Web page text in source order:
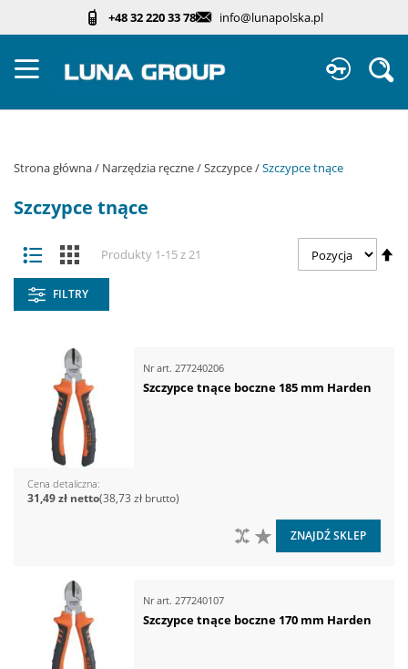
+48 32 220 33 78 info@lunapolska.pl
Strona główna Narzędzia ręczne Szczypce Szczypce tnące
Szczypce tnące
Zobacz
jako
Lista KafelkiProdukty 1-15z21
FILTRY
Nr art. 277240206
Szczypce tnące boczne 185 mm Harden
Cena detaliczna
38,73 zł
31,49 zł
DO LISTY ŻYCZEŃ
DO PORÓWNANIA
ZNAJDŹ SKLEP
Nr art. 277240107
Szczypce tnące boczne 170 mm Harden